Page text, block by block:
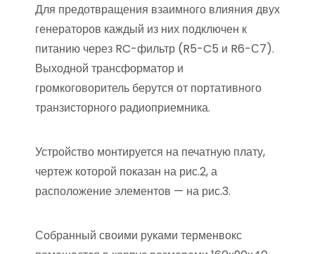
Для предотвращения взаимного влияния двух
генераторов каждый из них подключен к
питанию через RC-фильтр (R5-C5 и R6-С7).
Выходной трансформатор и
громкоговоритель берутся от портативного
транзисторного радиоприемника.
Устройство монтируется на печатную плату,
чертеж которой показан на рис.2, а
расположение элементов — на рис.3.
Собранный своими руками терменвокс